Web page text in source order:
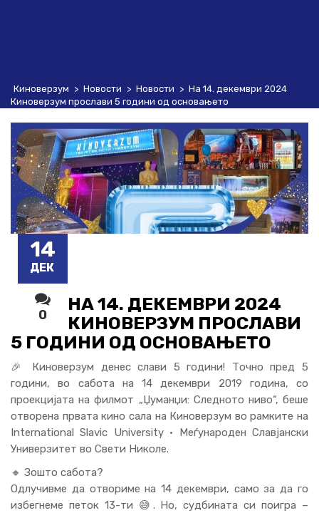
Киноверзум > Новости > Новости > На 14. декември 2024
Киноверзум прослави 5 години од основањето
14
ДЕК
0
НА 14. ДЕКЕМВРИ 2024
КИНОВЕРЗУМ ПРОСЛАВИ
5 ГОДИНИ ОД ОСНОВАЊЕТО
🎉 Киноверзум денес слави 5 години! Точно пред 5
години, во сабота на 14 декември 2019 година, со
проекцијата на филмот „Џуманџи: Следното ниво“, беше
отворена првата кино сала на Киноверзум во рамките на
International Slavic University • Меѓународен Славјански
Универзитет во Свети Николе.
🔸 Зошто сабота?
Одлучивме да отвориме на 14 декември, само за да го
избегнеме петок 13-ти 😅. Но, судбината си поигра –